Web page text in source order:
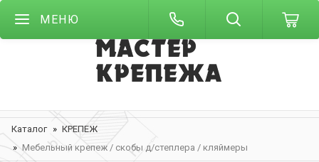
МЕНЮ
Каталог
КРЕПЕЖ
Мебельный крепеж / скобы д/степлера / кляймеры